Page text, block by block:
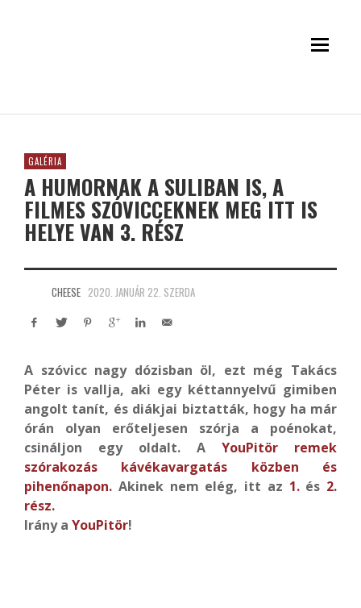
GALÉRIA
A HUMORNAK A SULIBAN IS, A
FILMES SZÓVICCEKNEK MEG ITT IS
HELYE VAN 3. RÉSZ
CHEESE 2020. JANUÁR 22. SZERDA
A szóvicc nagy dózisban öl, ezt még Takács
Péter is vallja, aki egy kéttannyelvű gimiben
angolt tanít, és diákjai biztatták, hogy ha már
órán olyan erőteljesen szórja a poénokat,
csináljon egy oldalt. A YouPitör remek
szórakozás kávékavargatás közben és
pihenőnapon. Akinek nem elég, itt az 1. és 2.
rész.
Irány a YouPitör!